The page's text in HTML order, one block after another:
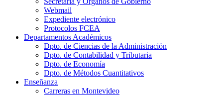
Webmail
Expediente electrónico
Protocolos FCEA
Departamentos Académicos
Dpto. de Ciencias de la Administración
Dpto. de Contabilidad y Tributaria
Dpto. de Economía
Dpto. de Métodos Cuantitativos
Enseñanza
Carreras en Montevideo